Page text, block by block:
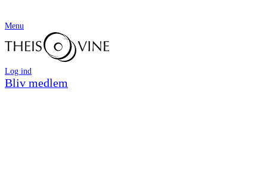
Menu
Log ind
Bliv medlem